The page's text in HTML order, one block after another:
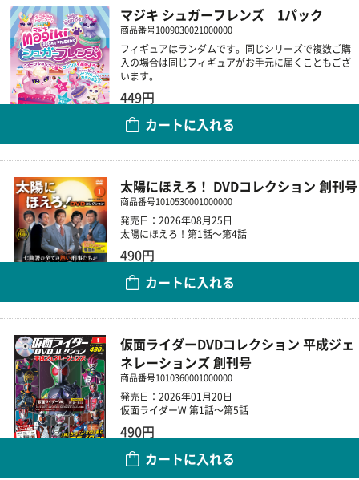
マジキ シュガーフレンズ 1パック
商品番号1009030021000000
フィギュアはランダムです。同じシリーズで複数ご購
入の場合は同じフィギュアがお手元に届くこともござ
います。
449円
カートに入れる
太陽にほえろ！ DVDコレクション 創刊号
商品番号1010530001000000
発売日：2026年08月25日
太陽にほえろ！第1話～第4話
490円
カートに入れる
仮面ライダーDVDコレクション 平成ジェ
ネレーションズ 創刊号
商品番号1010360001000000
発売日：2026年01月20日
仮面ライダーW 第1話～第5話
490円
カートに入れる